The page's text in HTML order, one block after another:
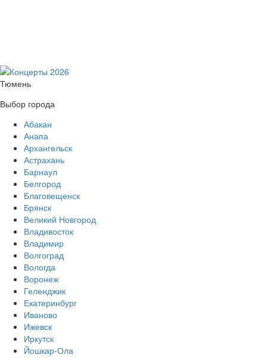
Тюмень
Выбор города
Абакан
Анапа
Архангельск
Астрахань
Барнаул
Белгород
Благовещенск
Брянск
Великий Новгород
Владивосток
Владимир
Волгоград
Вологда
Воронеж
Геленджик
Екатеринбург
Иваново
Ижевск
Иркутск
Йошкар-Ола